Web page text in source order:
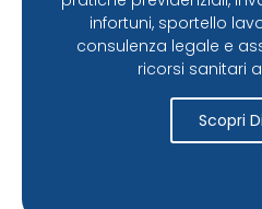
infortuni, sportello
consulenza legale e
ricorsi sanitari a
Scopri